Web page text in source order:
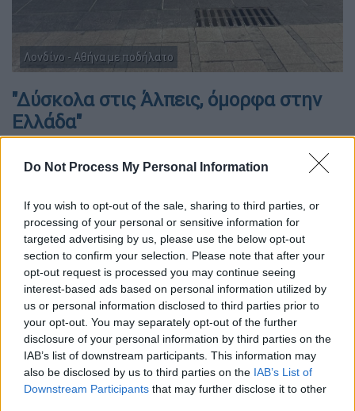
Do Not Process My Personal Information
If you wish to opt-out of the sale, sharing to third parties, or
processing of your personal or sensitive information for
targeted advertising by us, please use the below opt-out
section to confirm your selection. Please note that after your
opt-out request is processed you may continue seeing
interest-based ads based on personal information utilized by
us or personal information disclosed to third parties prior to
your opt-out. You may separately opt-out of the further
disclosure of your personal information by third parties on the
IAB’s list of downstream participants. This information may
also be disclosed by us to third parties on the IAB’s List of
Downstream Participants that may further disclose it to other
Λονδίνο - Αθήνα με ποδήλατο
"Δύσκολα στις Άλπεις, όμορφα στην
Ελλάδα"
διαδρομή της ομάδας αναφέρθηκε στις
προκλήσεις και δοκιμασίες της ομάδας:
"Ηταν ότι καλύτερο και πιο δυνατό έχω
ζήσει. Ηταν οι καλοκαιρινές διακοπές μας
που αποφασίσαμε να τις αφιερώσουμε για να
στείλουμε τα μηνύματα μας στους
ανθρώπους που έφυγαν από κοντά μας αλλά
και στην επιστροφή των μαρμάρων. Εμείς
δεν είμαστε πολιτικοί. Απλά στείλαμε το
μήνυμα μας σε όλο τον κόσμο και νιώθουμε
όμορφα που βλέπουμε το αποτέλεσμα. Η